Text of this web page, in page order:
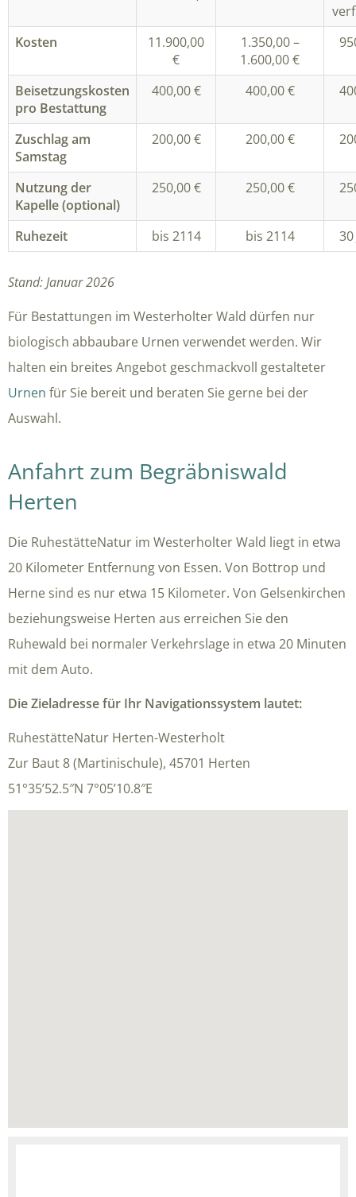
Kosten
11.900,00
€
1.350,00 –
1.600,00 €
Beisetzungskosten
pro Bestattung
400,00 € 400,00 €
Zuschlag am
Samstag
200,00 € 200,00 €
Nutzung der
Kapelle (optional)
250,00 € 250,00 €
Ruhezeit bis 2114 bis 2114
Stand: Januar 2026
Für Bestattungen im Westerholter Wald dürfen nur
biologisch abbaubare Urnen verwendet werden. Wir
halten ein breites Angebot geschmackvoll gestalteter
Urnen für Sie bereit und beraten Sie gerne bei der
Auswahl.
Anfahrt zum Begräbniswald
Herten
Die RuhestätteNatur im Westerholter Wald liegt in etwa
20 Kilometer Entfernung von Essen. Von Bottrop und
Herne sind es nur etwa 15 Kilometer. Von Gelsenkirchen
beziehungsweise Herten aus erreichen Sie den
Ruhewald bei normaler Verkehrslage in etwa 20 Minuten
mit dem Auto.
Die Zieladresse für Ihr Navigationssystem lautet:
RuhestätteNatur Herten-Westerholt
Zur Baut 8 (Martinischule), 45701 Herten
51°35’52.5″N 7°05’10.8″E